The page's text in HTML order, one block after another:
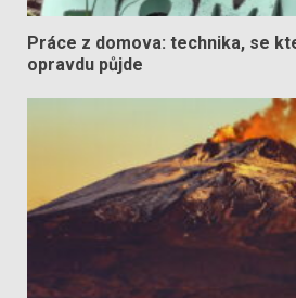
Práce z domova: technika, se
opravdu půjde